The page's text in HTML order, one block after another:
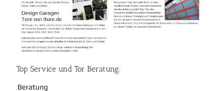
Top Service und Tor Beratung: